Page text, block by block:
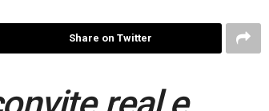
Share on Twitter